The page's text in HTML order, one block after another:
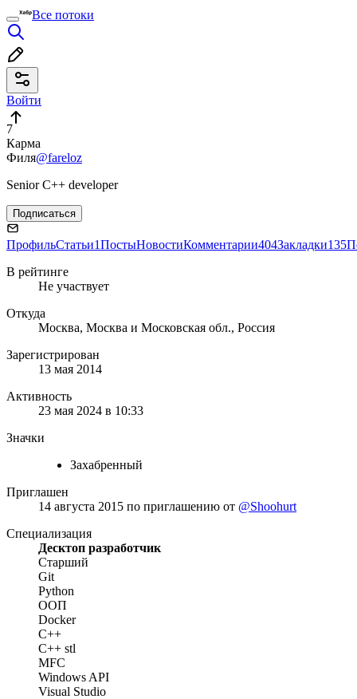
Все потоки
Войти
7
Карма
Филя@fareloz
Senior C++ developer
Подписаться
ПрофильСтатьи1ПостыНовостиКомментарии404Закладки135
В рейтинге
Не участвует
Откуда
Москва, Москва и Московская обл., Россия
Зарегистрирован
13 мая 2014
Активность
23 мая 2024 в 10:33
Значки
Захабренный
Приглашен
14 августа 2015 по приглашению от @Shoohurt
Специализация
Десктоп разработчик
Старший
Git
Python
ООП
Docker
C++
C++ stl
MFC
Windows API
Visual Studio